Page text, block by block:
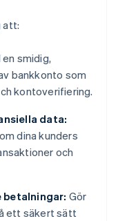
att:
en smidig,
bankkonto som
kontoverifiering.
data:
dina kunders
och
Gör
ett säkert sätt